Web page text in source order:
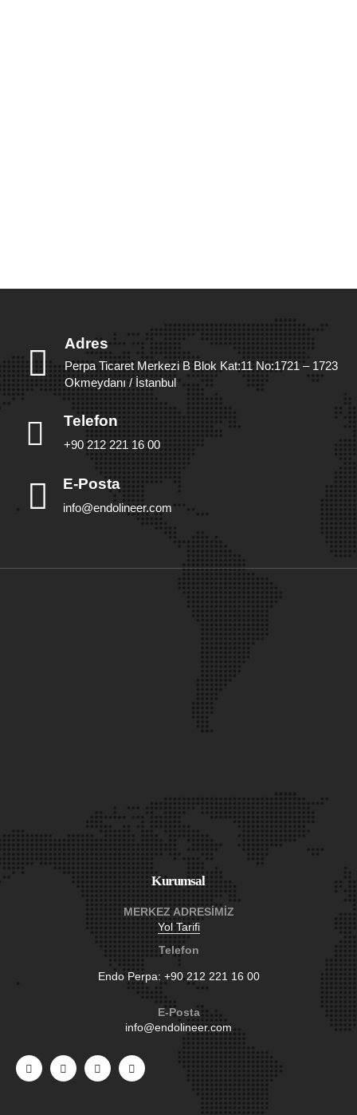
Adres
Perpa Ticaret Merkezi B Blok Kat:11 No:1721 – 1723
Okmeydanı / İstanbul
Telefon
+90 212 221 16 00
E-Posta
info@endolineer.com
Kurumsal
MERKEZ ADRESİMİZ
Yol Tarifi
Telefon
Endo Perpa: +90 212 221 16 00
E-Posta
info@endolineer.com